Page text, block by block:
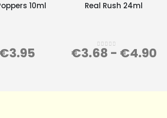
10ml
€3.95
Real Rush 24ml
0 out of 5
€3.68 - €4.90